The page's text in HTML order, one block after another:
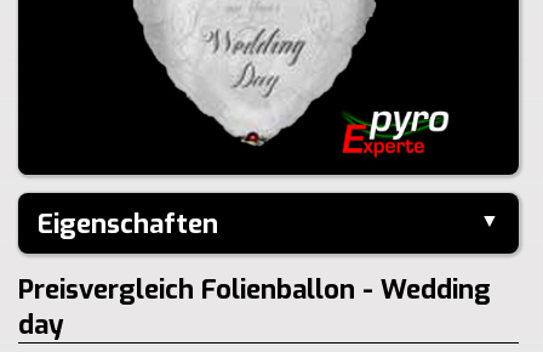
Eigenschaften ▼
Hersteller: ---
Preisvergleich Folienballon - Wedding
day